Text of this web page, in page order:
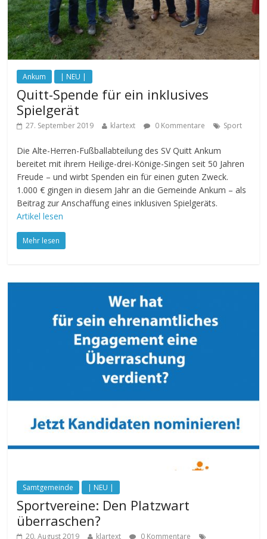
Ankum | NEU |
Quitt-Spende für ein inklusives
Spielgerät
27. September 2019 klartext 0 Kommentare Sport
Die Alte-Herren-Fußballabteilung des SV Quitt Ankum
bereitet mit ihrem Heilige-drei-Könige-Singen seit 50 Jahren
Freude – und wirbt Spenden ein für einen guten Zweck.
1.000 € gingen in diesem Jahr an die Gemeinde Ankum – als
Beitrag zur Anschaffung eines inklusiven Spielgeräts.
Artikel lesen
Mehr lesen
Samtgemeinde | NEU |
Sportvereine: Den Platzwart
überraschen?
20. August 2019 klartext 0 Kommentare